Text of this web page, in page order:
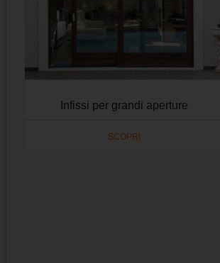
Infissi per grandi aperture
SCOPRI